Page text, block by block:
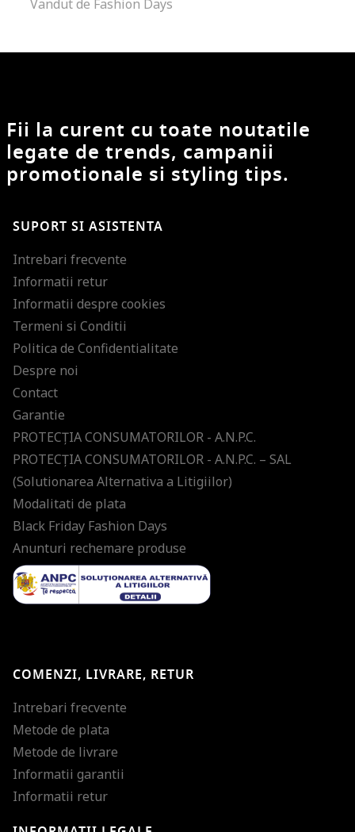
Vandut de Fashion Days
Fii la curent cu toate noutatile
legate de trends, campanii
promotionale si styling tips.
SUPORT SI ASISTENTA
Intrebari frecvente
Informatii retur
Informatii despre cookies
Termeni si Conditii
Politica de Confidentialitate
Despre noi
Contact
Garantie
PROTECŢIA CONSUMATORILOR - A.N.P.C.
PROTECŢIA CONSUMATORILOR - A.N.P.C. – SAL
(Solutionarea Alternativa a Litigiilor)
Modalitati de plata
Black Friday Fashion Days
Anunturi rechemare produse
COMENZI, LIVRARE, RETUR
Intrebari frecvente
Metode de plata
Metode de livrare
Informatii garantii
Informatii retur